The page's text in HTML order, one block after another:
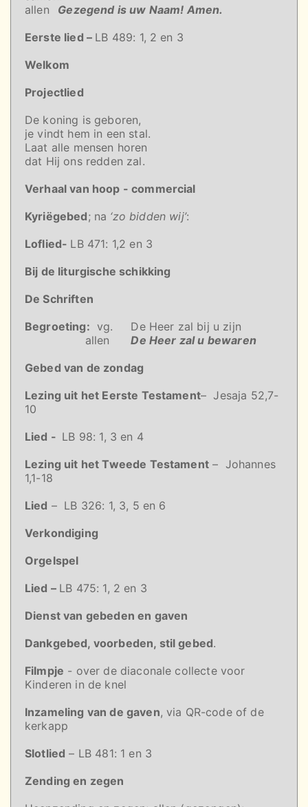
allen
Gezegend is uw Naam! Amen.
Eerste lied – LB 489: 1, 2 en 3
Welkom
Projectlied
De koning is geboren,
je vindt hem in een stal.
Laat alle mensen horen
dat Hij ons redden zal.
Verhaal van hoop - commercial
Kyriëgebed; na ‘zo bidden wij’:
Loflied- LB 471: 1,2 en 3
Bij de liturgische schikking
De Schriften
Begroeting: vg. De Heer zal bij u zijn
allenDe Heer zal u bewaren
Gebed van de zondag
Lezing uit het Eerste Testament– Jesaja 52,7-
10
Lied - LB 98: 1, 3 en 4
Lezing uit het Tweede Testament– Johannes
1,1-18
Lied – LB 326: 1, 3, 5 en 6
Verkondiging
Orgelspel
Lied – LB 475: 1, 2 en 3
Dienst van gebeden en gaven
Dankgebed, voorbeden, stil gebed.
Filmpje - over de diaconale collecte voor
Kinderen in de knel
Inzameling van de gaven, via QR-code of de
kerkapp
Slotlied – LB 481: 1 en 3
Zending en zegen